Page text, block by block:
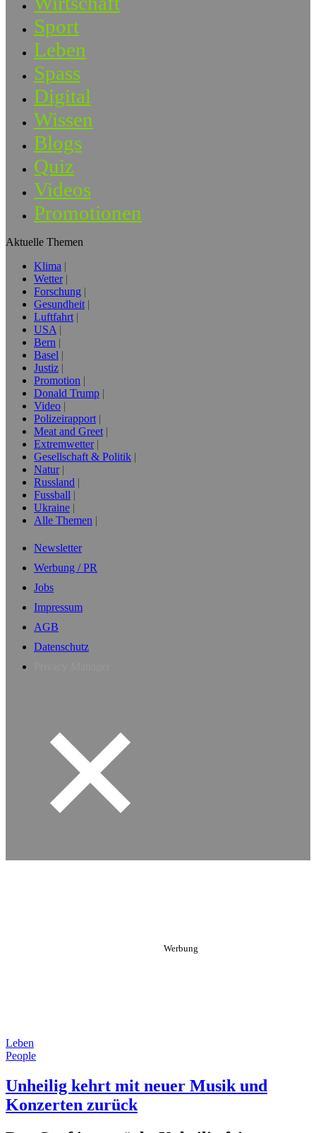
Sport
Leben
Spass
Digital
Wissen
Blogs
Quiz
Videos
Promotionen
Aktuelle Themen
Klima
Wetter
Forschung
Gesundheit
Luftfahrt
USA
Bern
Basel
Justiz
Promotion
Donald Trump
Video
Polizeirapport
Meat and Greet
Extremwetter
Gesellschaft & Politik
Natur
Russland
Fussball
Ukraine
Alle Themen
Newsletter
Werbung / PR
Jobs
Impressum
AGB
Datenschutz
Leben
People
Unheilig kehrt mit neuer Musik und
Konzerten zurück